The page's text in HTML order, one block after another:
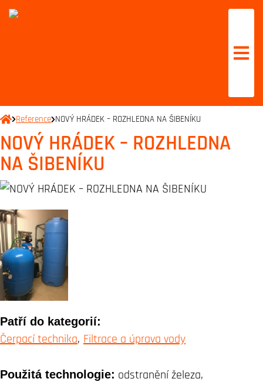
Reference NOVÝ HRÁDEK – ROZHLEDNA NA ŠIBENÍKU
NOVÝ HRÁDEK – ROZHLEDNA
NA ŠIBENÍKU
Patří do kategorií:
Čerpací technika Filtrace a úprava vody
Použitá technologie: odstranění železa,